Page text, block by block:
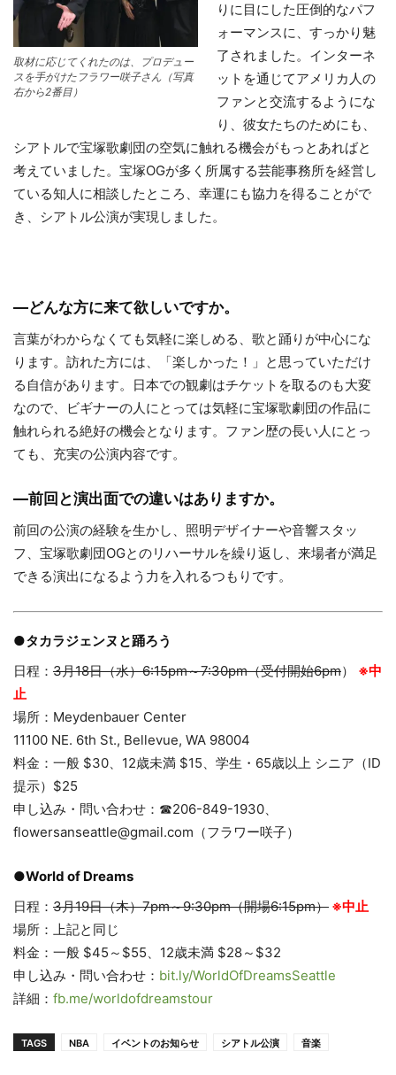
取材に応じてくれたのは、プロデュー
スを手がけたフラワー咲子さん（写真
右から2番目）
りに目にした圧倒的なパフ
ォーマンスに、すっかり魅
了されました。インターネ
ットを通じてアメリカ人の
ファンと交流するようにな
り、彼女たちのためにも、
シアトルで宝塚歌劇団の空気に触れる機会がもっとあればと
考えていました。宝塚OGが多く所属する芸能事務所を経営し
ている知人に相談したところ、幸運にも協力を得ることがで
き、シアトル公演が実現しました。
—どんな方に来て欲しいですか。
言葉がわからなくても気軽に楽しめる、歌と踊りが中心にな
ります。訪れた方には、「楽しかった！」と思っていただけ
る自信があります。日本での観劇はチケットを取るのも大変
なので、ビギナーの人にとっては気軽に宝塚歌劇団の作品に
触れられる絶好の機会となります。ファン歴の長い人にとっ
ても、充実の公演内容です。
—前回と演出面での違いはありますか。
前回の公演の経験を生かし、照明デザイナーや音響スタッ
フ、宝塚歌劇団OGとのリハーサルを繰り返し、来場者が満足
できる演出になるよう力を入れるつもりです。
●タカラジェンヌと踊ろう
日程： 3月18日（水）6:15pm～7:30pm（受付開始6pm） ※中
止
場所：Meydenbauer Center
11100 NE. 6th St., Bellevue, WA 98004
料金：一般 $30、12歳未満 $15、学生・65歳以上 シニア（ID
提示）$25
申し込み・問い合わせ：☎206-849-1930、
flowersanseattle@gmail.com（フラワー咲子）
●World of Dreams
日程： 3月19日（木）7pm～9:30pm（開場6:15pm） ※中止
場所：上記と同じ
料金：一般 $45～$55、12歳未満 $28～$32
申し込み・問い合わせ： bit.ly/WorldOfDreamsSeattle
詳細： fb.me/worldofdreamstour
TAGS NBA イベントのお知らせ シアトル公演 音楽